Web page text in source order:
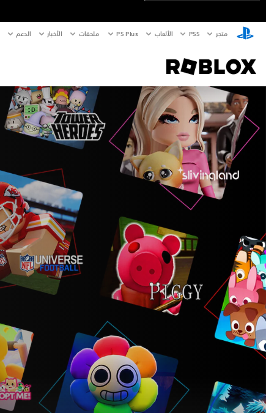
متجر PS5‏ الألعاب PS Plus ملحقات الأخبار الدعم